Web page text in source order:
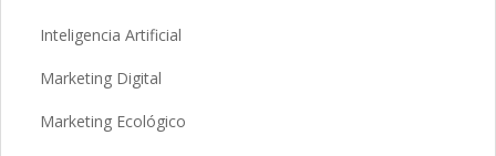
Inteligencia Artificial
Marketing Digital
Marketing Ecológico